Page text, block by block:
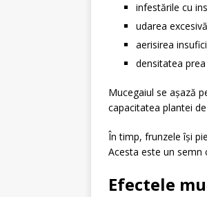
infestările cu
udarea
aerisirea
densitatea
Mucegaiul se așază
capacitatea plantei
În timp, frunzele își
Acesta este un semn
Efectele